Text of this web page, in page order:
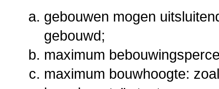
gebouwen mogen
gebouwd;
maximum
maximum bouwhoogte: